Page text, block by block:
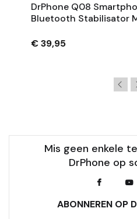
DrPhone Q08
Bluetooth Stabilisator
€ 39,95
Mis geen enkele
DrPhone op
ABONNEREN OP